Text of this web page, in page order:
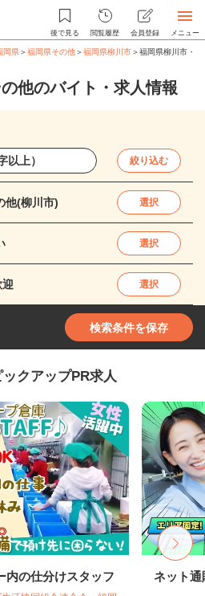
後で見る 閲覧履歴 会員登録 メニュー
岡県＞福岡県その他＞福岡県柳川市＞福岡県柳川市・
他のバイト・求人情報
絞り込む
他(柳川市) 選択
選択
選択
検索条件を保存
クアップPR求人
内の仕分けスタッフ ネット通